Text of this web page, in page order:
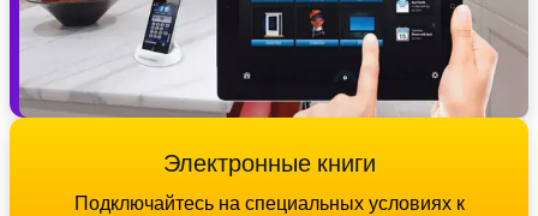
Электронные книги
Подключайтесь на специальных условиях к